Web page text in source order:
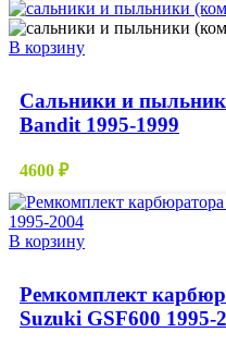
на
8715 ₽
–
В корзину
Сальники и
Bandit 1995-1999
4600 ₽
В корзину
Ремкомплект
Suzuki GSF600 1995-